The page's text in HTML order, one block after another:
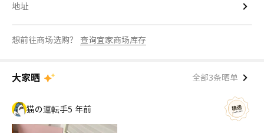
地址
想前往商场选购？ 查询宜家商场库存
大家晒 全部3条晒单
猫の運転手5 年前